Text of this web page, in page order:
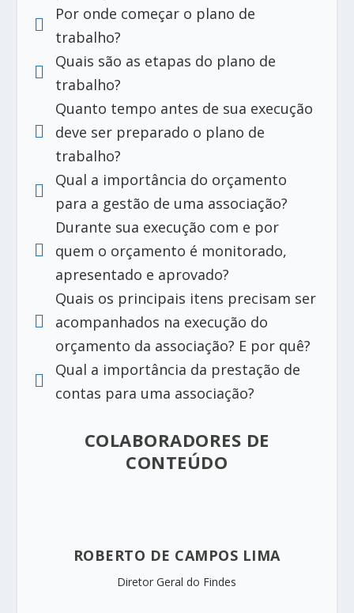

Por onde começar o plano de
trabalho?

Quais são as etapas do plano de
trabalho?

Quanto tempo antes de sua execução
deve ser preparado o plano de
trabalho?

Qual a importância do orçamento
para a gestão de uma associação?

Durante sua execução com e por
quem o orçamento é monitorado,
apresentado e aprovado?

Quais os principais itens precisam ser
acompanhados na execução do
orçamento da associação? E por quê?

Qual a importância da prestação de
contas para uma associação?
COLABORADORES DE
CONTEÚDO
ROBERTO DE CAMPOS LIMA
Diretor Geral do Findes​